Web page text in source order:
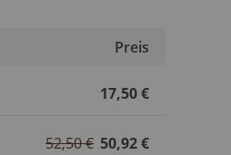
Preis
17,50 €
50,92 €
52,50 €